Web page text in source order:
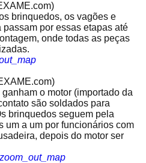
brinquedos, os vagões e
por essas etapas até
onde todas as peças
o motor (importado da
são soldados para
brinquedos seguem pela
um a um por funcionários com
depois do motor ser
zoom_out_map